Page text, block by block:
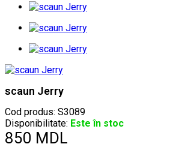
scaun Jerry
Cod produs: S3089
Disponibilitate: Este în stoc
850 MDL